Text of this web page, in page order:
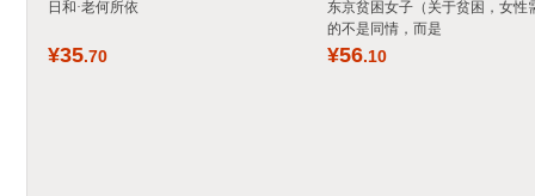
日和·老何所依
¥35.70
东京贫困女子（关于贫困，女性
的不是同情，而是
¥56.10